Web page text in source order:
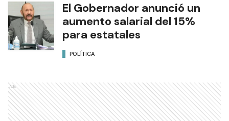
El Gobernador anunció un
aumento salarial del 15%
para estatales
POLÍTICA
Ads